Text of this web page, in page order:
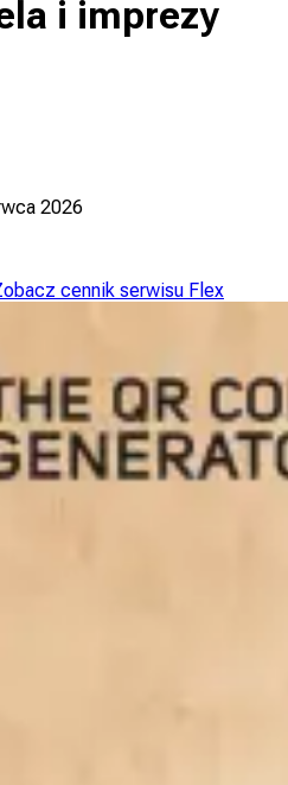
i imprezy
2026
cennik serwisu Flex